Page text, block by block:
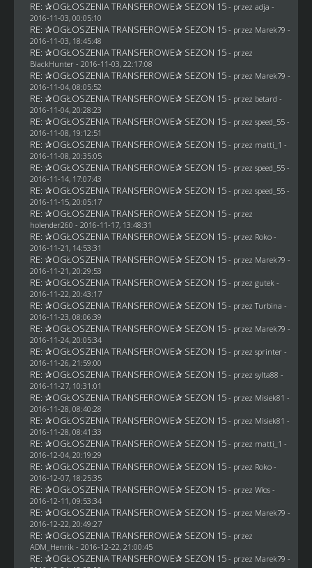
RE: ✰OGŁOSZENIA TRANSFEROWE✰ SEZON 15 - przez adja -
2016-11-03, 00:05:10
RE: ✰OGŁOSZENIA TRANSFEROWE✰ SEZON 15 - przez Marek79 -
2016-11-03, 18:45:48
RE: ✰OGŁOSZENIA TRANSFEROWE✰ SEZON 15 - przez
BlackHunter- 2016-11-03, 22:17:08
RE: ✰OGŁOSZENIA TRANSFEROWE✰ SEZON 15 - przez Marek79 -
2016-11-04, 08:05:52
RE: ✰OGŁOSZENIA TRANSFEROWE✰ SEZON 15 - przez betard -
2016-11-04, 20:28:23
RE: ✰OGŁOSZENIA TRANSFEROWE✰ SEZON 15 - przez speed_55 -
2016-11-08, 19:12:51
RE: ✰OGŁOSZENIA TRANSFEROWE✰ SEZON 15 - przez matti_1 -
2016-11-08, 20:35:05
RE: ✰OGŁOSZENIA TRANSFEROWE✰ SEZON 15 - przez speed_55 -
2016-11-14, 17:07:43
RE: ✰OGŁOSZENIA TRANSFEROWE✰ SEZON 15 - przez speed_55 -
2016-11-15, 20:05:17
RE: ✰OGŁOSZENIA TRANSFEROWE✰ SEZON 15 - przez
holender260 - 2016-11-17, 13:48:31
RE: ✰OGŁOSZENIA TRANSFEROWE✰ SEZON 15 - przez Roko-
2016-11-21, 14:53:31
RE: ✰OGŁOSZENIA TRANSFEROWE✰ SEZON 15 - przez Marek79 -
2016-11-21, 20:29:53
RE: ✰OGŁOSZENIA TRANSFEROWE✰ SEZON 15 - przez gutek-
2016-11-22, 20:43:17
RE: ✰OGŁOSZENIA TRANSFEROWE✰ SEZON 15 - przez Turbina -
2016-11-23, 08:06:39
RE: ✰OGŁOSZENIA TRANSFEROWE✰ SEZON 15 - przez Marek79 -
2016-11-24, 20:05:34
RE: ✰OGŁOSZENIA TRANSFEROWE✰ SEZON 15 - przez sprinter -
2016-11-26, 21:59:00
RE: ✰OGŁOSZENIA TRANSFEROWE✰ SEZON 15 - przez sylta88 -
2016-11-27, 10:31:01
RE: ✰OGŁOSZENIA TRANSFEROWE✰ SEZON 15 - przez Misiek81 -
2016-11-28, 08:40:28
RE: ✰OGŁOSZENIA TRANSFEROWE✰ SEZON 15 - przez Misiek81 -
2016-11-28, 08:41:33
RE: ✰OGŁOSZENIA TRANSFEROWE✰ SEZON 15 - przez matti_1 -
2016-12-04, 20:19:29
RE: ✰OGŁOSZENIA TRANSFEROWE✰ SEZON 15 - przez Roko-
2016-12-07, 18:25:35
RE: ✰OGŁOSZENIA TRANSFEROWE✰ SEZON 15 - przez Włos-
2016-12-11, 09:53:34
RE: ✰OGŁOSZENIA TRANSFEROWE✰ SEZON 15 - przez Marek79 -
2016-12-22, 20:49:27
RE: ✰OGŁOSZENIA TRANSFEROWE✰ SEZON 15 - przez
ADM_Henrik- 2016-12-22, 21:00:45
RE: ✰OGŁOSZENIA TRANSFEROWE✰ SEZON 15 - przez Marek79 -